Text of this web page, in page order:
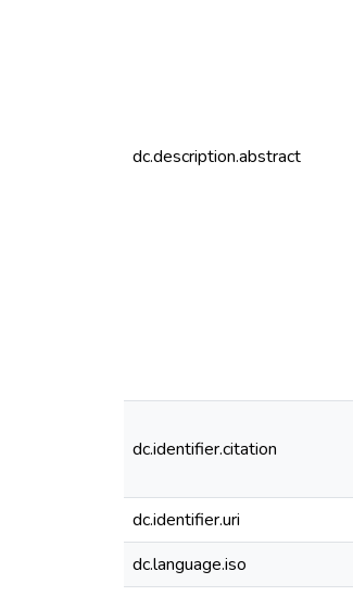
dc.description.abstract
dc.identifier.citation
dc.identifier.uri
dc.language.iso